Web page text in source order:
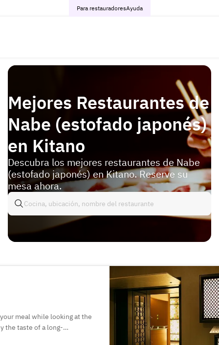
Para restauradoresAyuda
Mejores Restaurantes de
Nabe (estofado japonés)
en Kitano
Descubra los mejores restaurantes de Nabe
(estofado japonés) en Kitano. Reserve su
mesa ahora.
meal while looking at the
the taste of a long-